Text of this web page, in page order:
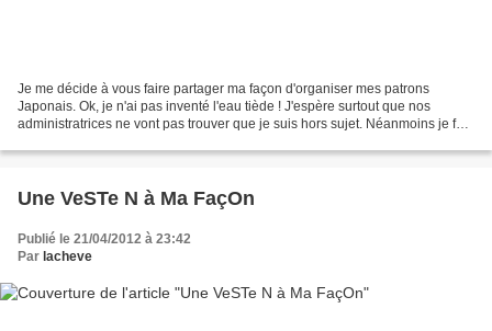
Je me décide à vous faire partager ma façon d'organiser mes patrons
Japonais. Ok, je n'ai pas inventé l'eau tiède ! J'espère surtout que nos
administratrices ne vont pas trouver que je suis hors sujet. Néanmoins je fais
Une VeSTe N à Ma FaçOn
Publié le 21/04/2012 à 23:42
Par lacheve